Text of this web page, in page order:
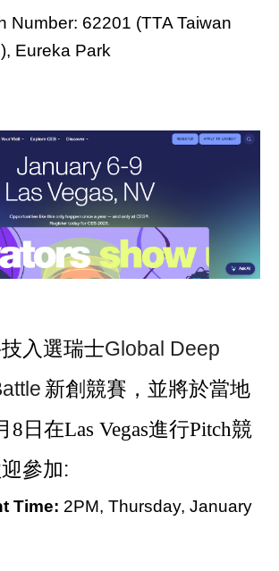
Number: 62201 (TTA Taiwan
Eureka Park
入選瑞士Global Deep
新創競賽，並將於當地
8日在Las Vegas進行Pitch競
參加:
Time: 2PM, Thursday, January